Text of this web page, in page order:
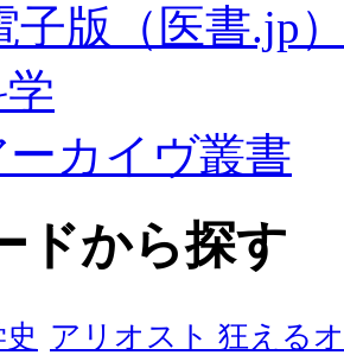
子版（医書.jp
ーカイヴ叢書
ドから探す
アリオスト 狂える